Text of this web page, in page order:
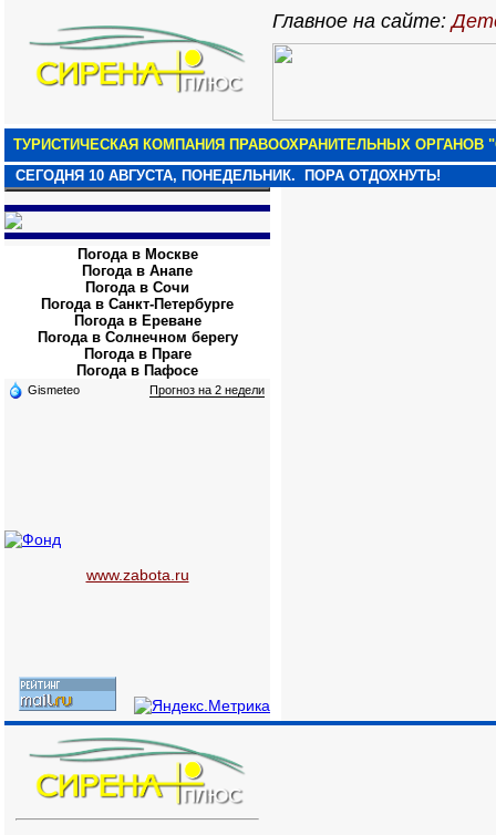
Главное на сайте:
ТУРИСТИЧЕСКАЯ КОМПАНИЯ ПРАВООХРАНИТЕЛЬНЫХ ОРГАНОВ
СЕГОДНЯ 10 АВГУСТА, ПОНЕДЕЛЬНИК. ПОРА ОТДОХНУТЬ!
Погода в Москве
Погода в Анапе
Погода в Сочи
Погода в Санкт-Петербурге
Погода в Ереване
Погода в Солнечном берегу
Погода в Праге
Погода в Пафосе
Gismeteo Прогноз на 2 недели
www.zabota.ru